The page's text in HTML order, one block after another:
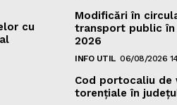
cu
Modificări în
transport public
2026
INFO UTIL 06/08/2026
Cod portocaliu de
torenţiale în